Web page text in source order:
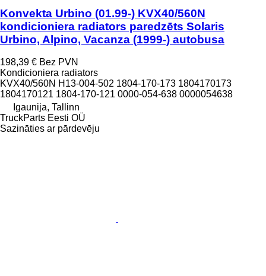
Konvekta Urbino (01.99-) KVX40/560N
kondicioniera radiators paredzēts Solaris
Urbino, Alpino, Vacanza (1999-) autobusa
198,39 € Bez PVN
Kondicioniera radiators
KVX40/560N H13-004-502 1804-170-173 1804170173
1804170121 1804-170-121 0000-054-638 0000054638
Igaunija, Tallinn
TruckParts Eesti OÜ
Sazināties ar pārdevēju